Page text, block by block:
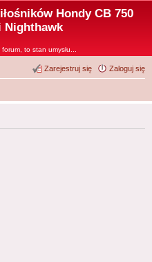
Hondy CB 750
Nighthawk
to stan umysłu...
Zaloguj się
Zarejestruj się